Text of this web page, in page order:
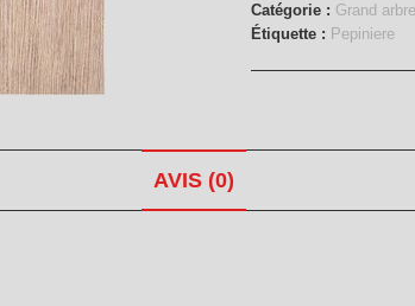
Catégorie : Grand arbre
Étiquette : Pepiniere
AVIS (0)